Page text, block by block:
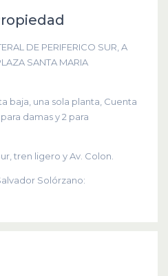
DE PERIFERICO SUR, A
SANTA MARIA
baja, una sola planta, Cuenta
damas y 2 para
tren ligero y Av. Colon.
Solórzano: